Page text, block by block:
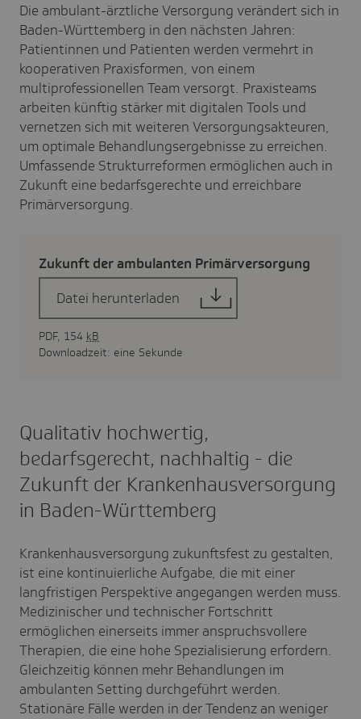
Die ambulant-ärztliche Versorgung verändert sich in
Baden-Württemberg in den nächsten Jahren:
Patientinnen und Patienten werden vermehrt in
kooperativen Praxisformen, von einem
multiprofessionellen Team versorgt. Praxisteams
arbeiten künftig stärker mit digitalen Tools und
vernetzen sich mit weiteren Versorgungsakteuren,
um optimale Behandlungsergebnisse zu erreichen.
Umfassende Strukturreformen ermöglichen auch in
Zukunft eine bedarfsgerechte und erreichbare
Primärversorgung.
Zukunft der ambu­lanten Primär­ver­sor­gung
Datei herunterladen
PDF, 154 kB
Downloadzeit: eine Sekunde
Qualitativ hochwertig,
bedarfsgerecht, nachhaltig - die
Zukunft der Krankenhausversorgung
in Baden-Württemberg
Krankenhausversorgung zukunftsfest zu gestalten,
ist eine kontinuierliche Aufgabe, die mit einer
langfristigen Perspektive angegangen werden muss.
Medizinischer und technischer Fortschritt
ermöglichen einerseits immer anspruchsvollere
Therapien, die eine hohe Spezialisierung erfordern.
Gleichzeitig können mehr Behandlungen im
ambulanten Setting durchgeführt werden.
Stationäre Fälle werden in der Tendenz an weniger